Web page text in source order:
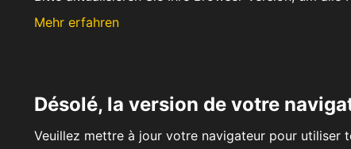
Mehr erfahren
Désolé, la version de votre
Veuillez mettre à jour votre navigateur pour